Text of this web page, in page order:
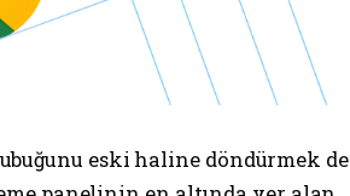
eski haline döndürmek de